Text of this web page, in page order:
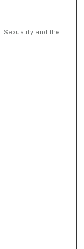
Sexuality and the